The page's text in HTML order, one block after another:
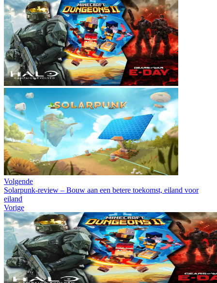
Volgende
Solarpunk-review – Bouw aan een betere toekomst, eiland voor
eiland
Vorige